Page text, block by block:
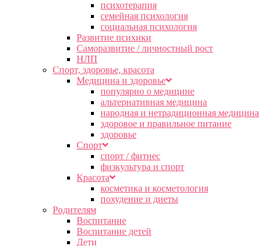
психотерапия
семейная психология
социальная психология
Развитие психики
Саморазвитие / личностный рост
НЛП
Спорт, здоровье, красота
Медицина и здоровье
популярно о медицине
альтернативная медицина
народная и нетрадиционная медицина
здоровое и правильное питание
здоровье
Спорт
спорт / фитнес
физкультура и спорт
Красота
косметика и косметология
похудение и диеты
Родителям
Воспитание
Воспитание детей
Дети